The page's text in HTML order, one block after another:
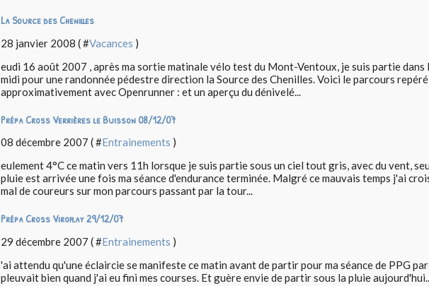
La Source des Chenilles
28 janvier 2008 ( #Vacances )
eudi 16 août 2007 , après ma sortie matinale vélo test du Mont-Ventoux, je suis partie dans
midi pour une randonnée pédestre direction la Source des Chenilles. Voici le parcours repéré
approximativement avec Openrunner : et un aperçu du dénivelé...
Prépa Cross Verrières le Buisson 08/12/07
08 décembre 2007 ( #Entrainements )
eulement 4°C ce matin vers 11h lorsque je suis partie sous un ciel tout gris, avec du vent,
pluie est arrivée une fois ma séance d'endurance terminée. Malgré ce mauvais temps j'ai
mal de coureurs sur mon parcours passant par la tour...
Prépa Cross Viroflay 29/12/07
29 décembre 2007 ( #Entrainements )
'ai attendu qu'une éclaircie se manifeste ce matin avant de partir pour ma séance de PPG
pleuvait bien quand j'ai eu fini mes courses. Et guère envie de partir sous la pluie